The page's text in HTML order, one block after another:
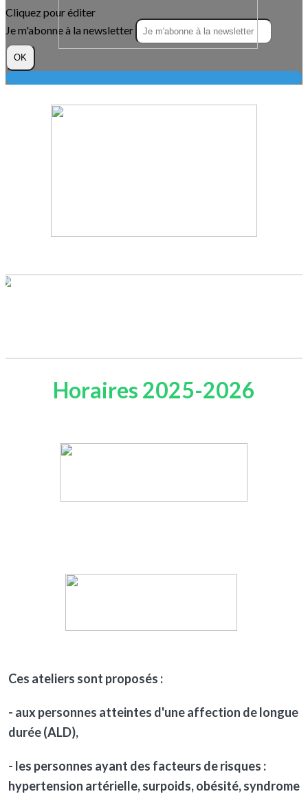
Cliquez pour éditer
Je m'abonne à la newsletter
OK
Horaires 2025-2026
Ces ateliers sont proposés :
- aux personnes atteintes d'une affection de longue
durée(ALD),
- les personnes ayant des facteurs de risques :
hypertension artérielle, surpoids, obésité, syndrome